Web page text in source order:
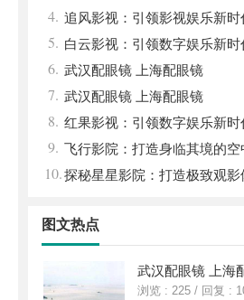
4. 追风影视：引领影视娱乐新时
平台
5. 白云影视：引领数字娱乐新时
力量
6. 武汉配眼镜 上海配眼镜
7. 武汉配眼镜 上海配眼镜
8. 红果影视：引领数字娱乐新时
力量
9. 飞行影院：打造身临其境的空
体验
10.探秘星星影院：打造极致观影
图文热点
武汉配眼镜 上海
浏览 : 225 / 回复 :